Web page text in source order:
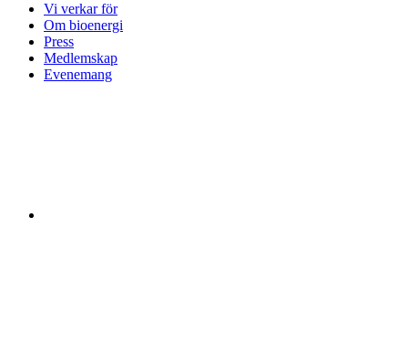
Vi verkar för
Om bioenergi
Press
Medlemskap
Evenemang